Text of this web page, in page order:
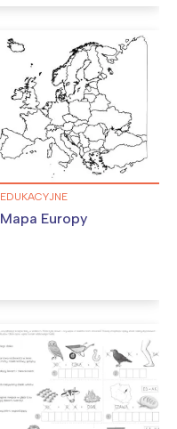
EDUKACYJNE
Mapa Europy